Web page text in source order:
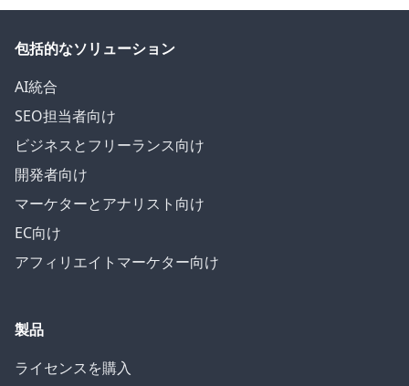
包括的なソリューション
AI統合
SEO担当者向け
ビジネスとフリーランス向け
開発者向け
マーケターとアナリスト向け
EC向け
アフィリエイトマーケター向け
製品
ライセンスを購入